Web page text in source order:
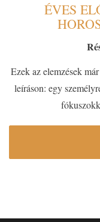
ÉVES
Ezek az elemzések
leíráson: egy